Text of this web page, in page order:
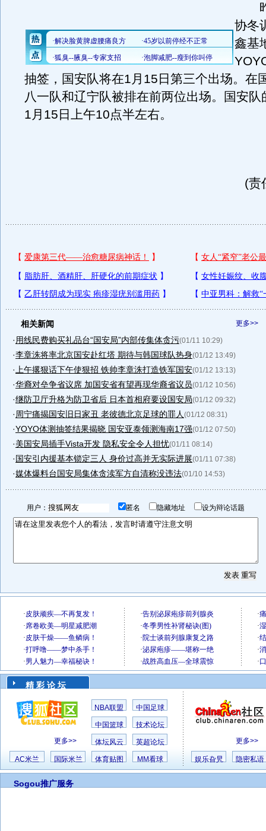
昨
协冬
鑫基
抽签，国安队将在1月15日第三个出场。在
八一队和辽宁队被排在前两位出场。国安队
1月15日上午10点半左右。
(责
更多>>
相关新闻
· 用线民费购买礼品台“国安局”内部传集体贪污(01/11 10:29)
·李章洙将率北京国安赴红塔 期待与韩国球队热身(01/12 13:49)
· 上午撂狠话下午使狠招 铁帅李章洙打造铁军国安(01/12 13:13)
·华裔对垒争省议席 加国安省有望再现华裔省议员(01/12 10:56)
·继防卫厅升格为防卫省后 日本首相府要设国安局(01/12 09:32)
· 周宁痛揭国安旧日家丑 老彼德北京足球的罪人 (01/12 08:31)
·YOYO体测抽签结果揭晓 国安亚泰领测海南17强(01/12 07:50)
·美国安局插手Vista开发 隐私安全令人担忧(01/11 08:14)
·国安引内援基本锁定三人 身价过高并无实际进展(01/11 07:38)
·媒体爆料台国安局集体贪渎军方自清称没违法(01/10 14:53)
用户： 匿名 隐藏地址 设为辩论话题
精 彩 论 坛
更多>>
NBA联盟 中国足球
中国篮球 技术论坛
体坛风云 英超论坛
AC米兰 国际米兰 体育贴图 MM看球
更多>>
娱乐旮旯 隐密私语
Sogou推广服务